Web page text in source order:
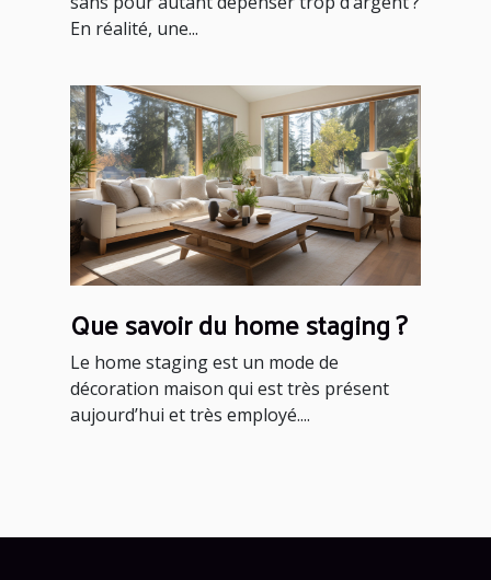
En réalité, une...
Que savoir du home staging ?
Le home staging est un mode de
décoration maison qui est très présent
aujourd’hui et très employé....